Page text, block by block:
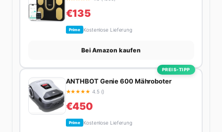
€135
Prime Kostenlose Lieferung
Bei Amazon kaufen
PREIS-TIPP
ANTHBOT Genie 600 Mähroboter
★★★★★ 4.5 ()
€450
Prime Kostenlose Lieferung